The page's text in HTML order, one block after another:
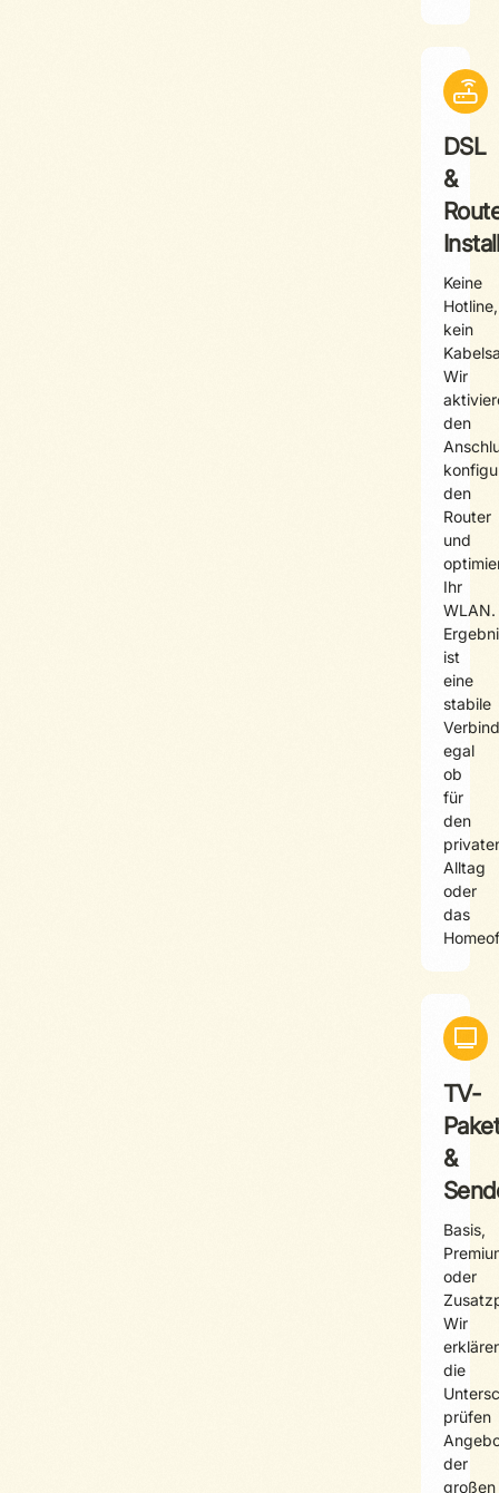
DSL
&
Keine
Hotline,
kein
Wir
den
den
Router
und
Ihr
WLAN.
ist
eine
stabile
egal
ob
für
den
Alltag
oder
das
TV-
&
Basis,
oder
Wir
die
prüfen
der
großen